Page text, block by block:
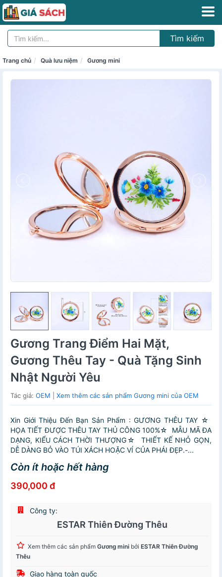
Tìm kiếm
Trang chủ Quà lưu niệm Gương mini
Gương Trang Điểm Hai Mặt,
Gương Thêu Tay - Quà Tặng Sinh
Nhật Người Yêu
Tác giả: OEM Xem thêm các sản phẩm Gương mini của OEM
Xin Giới Thiệu Đến Bạn Sản Phẩm : GƯƠNG THÊU TAY ☆
HỌA TIẾT ĐƯỢC THÊU TAY THỦ CÔNG 100%☆ MẪU MÃ ĐA
DẠNG, KIỂU CÁCH THỜI THƯỢNG☆ THIẾT KẾ NHỎ GỌN,
DỄ DÀNG BỎ VÀO TÚI XÁCH HOẶC VÍ CỦA PHÁI ĐẸP.-...
Còn ít hoặc hết hàng
390,000 đ
Công ty:
ESTAR Thiên Đường Thêu
Xem thêm các sản phẩm Gương mini bởi ESTAR Thiên Đường
Thêu
Giao hàng toàn quốc